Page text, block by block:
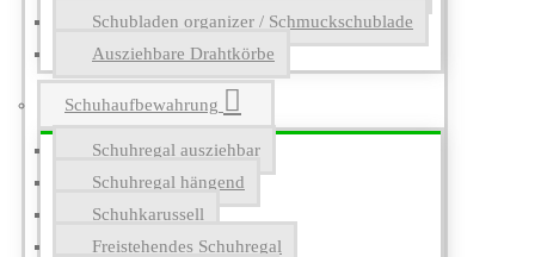
Schubladen organizer / Schmuckschublade
Ausziehbare Drahtkörbe
Schuhaufbewahrung
Schuhregal ausziehbar
Schuhregal hängend
Schuhkarussell
Freistehendes Schuhregal